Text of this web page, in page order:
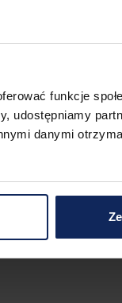
funkcje
udostępniamy
danymi